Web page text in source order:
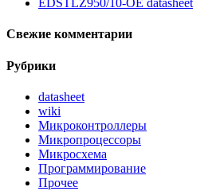
EDSTLZ950/10-OE datasheet
Свежие комментарии
Рубрики
datasheet
wiki
Микроконтроллеры
Микропроцессоры
Микросхема
Программирование
Прочее